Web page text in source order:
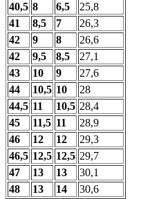
40,5 8 6,5
25,8
41
8,5 7
26,3
42
9 8
26,6
42
9,5 8,5
27,1
43
10 9
27,6
44
10,5 10
28
44,5 11 10,5 28,4
45
11,5 11
28,9
46
12 12
29,3
46,5 12,5 12,5 29,7
47
13 13
30,1
48
13 14 30,6